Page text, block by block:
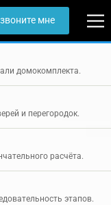
мне
домокомплекта.
и перегородок.
расчёта.
этапов.